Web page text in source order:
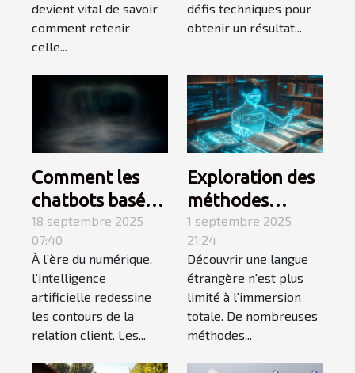
devient vital de savoir
comment retenir
celle...
défis techniques pour
obtenir un résultat...
Comment les
chatbots basés
sur l'IA
transforment-ils
le service client
?
18 septembre 2025
07:40
À l’ère du numérique,
l’intelligence
artificielle redessine
les contours de la
relation client. Les...
Exploration des
méthodes
alternatives à
l'immersion
pour
l'apprentissage
des langues
1 septembre 2025
21:24
Découvrir une langue
étrangère n'est plus
limité à l'immersion
totale. De nombreuses
méthodes...